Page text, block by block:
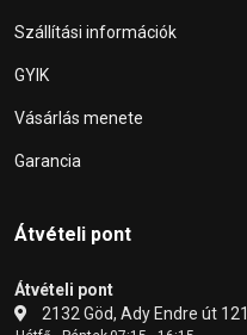
Szállítási információk
GYIK
Vásárlás menete
Garancia
Átvételi pont
Átvételi pont
2132 Göd, Ady Endre út 121.